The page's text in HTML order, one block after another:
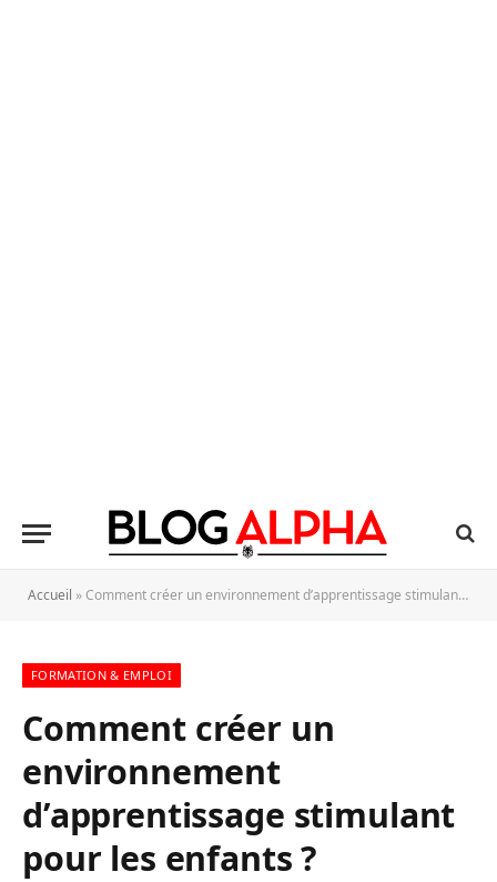
Accueil » Comment créer un environnement d’apprentissage stimulant pour les enfants ?
FORMATION & EMPLOI
Comment créer un
environnement
d’apprentissage stimulant
pour les enfants ?